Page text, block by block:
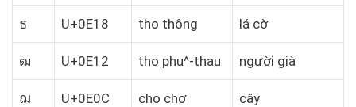
ธ U+0E18 tho thông lá cờ
ฒ U+0E12 tho phu^-thau người già
ฌ U+0E0C cho chơ cây